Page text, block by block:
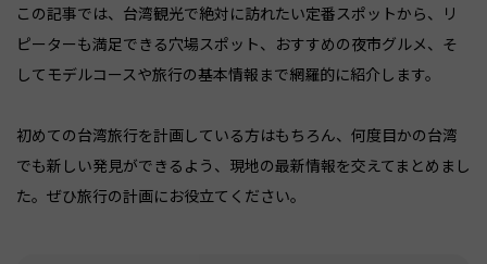
この記事では、台湾観光で絶対に訪れたい定番スポットから、リ
ピーターも満足できる穴場スポット、おすすめの夜市グルメ、そ
してモデルコースや旅行の基本情報まで網羅的に紹介します。
初めての台湾旅行を計画している方はもちろん、何度目かの台湾
でも新しい発見ができるよう、現地の最新情報を交えてまとめまし
た。ぜひ旅行の計画にお役立てください。